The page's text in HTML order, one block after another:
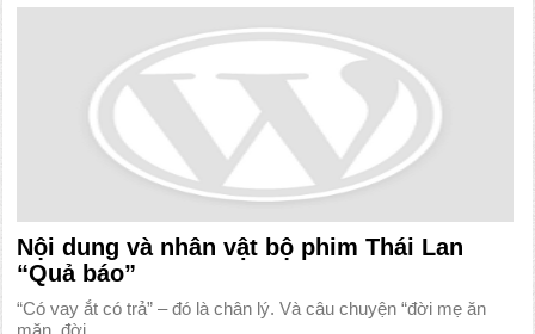
Nội dung và nhân vật bộ phim Thái Lan
“Quả báo”
“Có vay ắt có trả” – đó là chân lý. Và câu chuyện “đời mẹ ăn
mặn, đời…